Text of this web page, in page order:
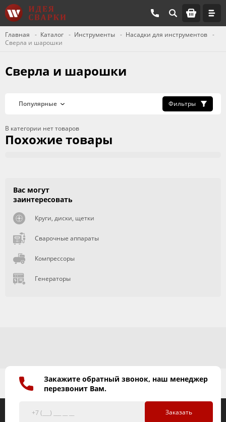
Главная Каталог Инструменты
Насадки для инструментов
Сверла и шарошки
Сверла и шарошки
Фильтры
В категории нет товаров
Похожие товары
Вас могут
заинтересовать
Круги, диски, щетки
Сварочные аппараты
Компрессоры
Генераторы
Закажите обратный звонок, наш менеджер
перезвонит Вам.
Заказать